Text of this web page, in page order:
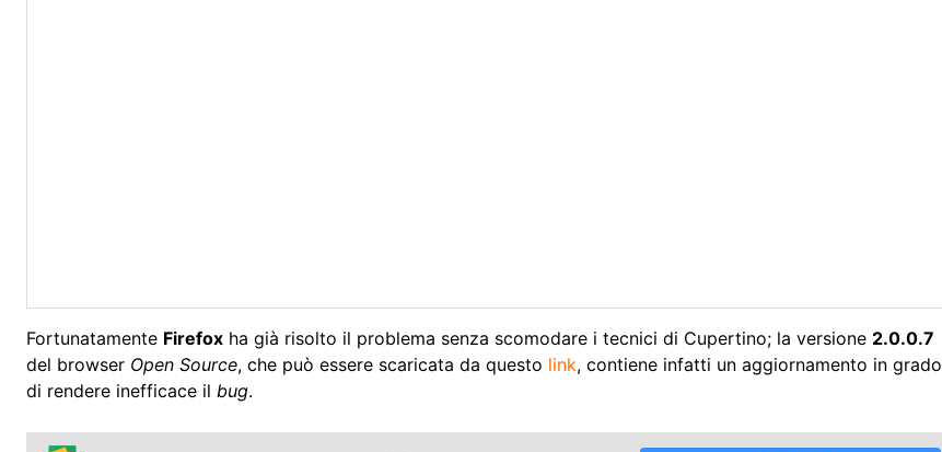
Fortunatamente Firefox ha già risolto il problema senza scomodare i tecnici di Cupertino; la versione 2.0.0.7
del browser Open Source, che può essere scaricata da questo link, contiene infatti un aggiornamento in grado
di rendere inefficace il bug.